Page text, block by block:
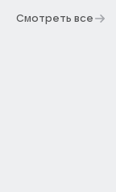
Смотреть все